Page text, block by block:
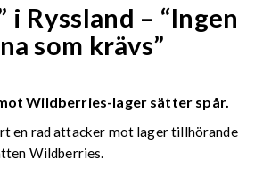
i Ryssland – “Ingen
som krävs”
Wildberries-lager sätter spår.
en rad attacker mot lager tillhörande
Wildberries.